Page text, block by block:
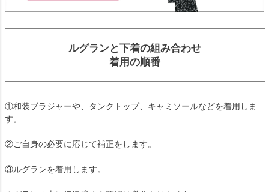
ルグランと下着の組み合わせ
着用の順番
①和装ブラジャーや、タンクトップ、キャミソールなどを着用しま
す。
②ご自身の必要に応じて補正をします。
③ルグランを着用します。